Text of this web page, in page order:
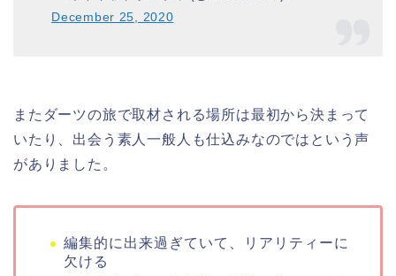
December 25, 2020
またダーツの旅で取材される場所は最初から決まって
いたり、出会う素人一般人も仕込みなのではという声
がありました。
編集的に出来過ぎていて、リアリティーに
欠ける